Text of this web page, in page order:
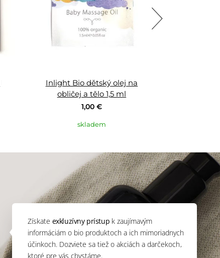
Inlight Bio dětský olej na
obličej a tělo 1,5 ml
1,00 €
skladem
Získate exkluzívny prístup k zaujímavým
informáciám o bio produktoch a ich mimoriadnych
účinkoch. Dozviete sa tiež o akciách a darčekoch,
ktoré pre vás chystáme.